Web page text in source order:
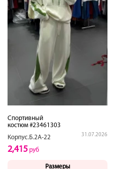
Спортивный
костюм #23461303
Корпус.Б.2А-22
31.07.2026
2,415 руб
Размеры